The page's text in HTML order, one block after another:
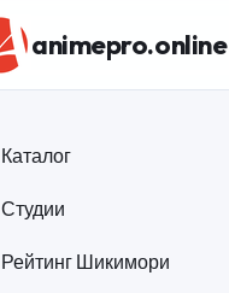
animepro.online
Каталог
Студии
Рейтинг Шикимори